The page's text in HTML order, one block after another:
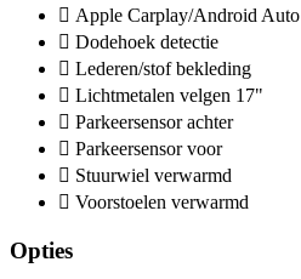
Apple Carplay/Android Auto
Dodehoek detectie
Lederen/stof bekleding
Lichtmetalen velgen 17"
Parkeersensor achter
Parkeersensor voor
Stuurwiel verwarmd
Voorstoelen verwarmd
Opties